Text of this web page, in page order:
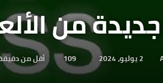
من
2 يوليو، 2024 109 أقل من